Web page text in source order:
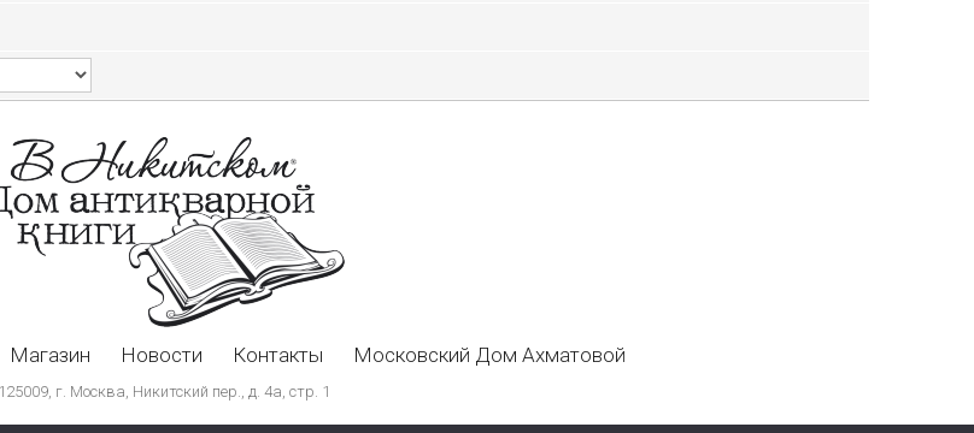
Магазин Новости Контакты Московский Дом Ахматовой
125009, г. Москва, Никитский пер., д. 4а, стр. 1